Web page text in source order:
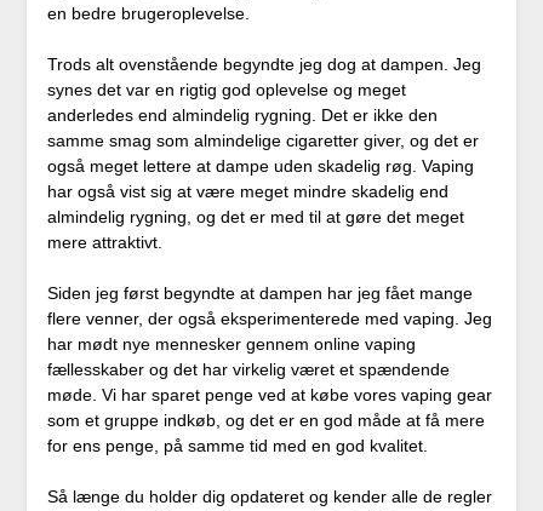
en bedre brugeroplevelse.
Trods alt ovenstående begyndte jeg dog at dampen. Jeg
synes det var en rigtig god oplevelse og meget
anderledes end almindelig rygning. Det er ikke den
samme smag som almindelige cigaretter giver, og det er
også meget lettere at dampe uden skadelig røg. Vaping
har også vist sig at være meget mindre skadelig end
almindelig rygning, og det er med til at gøre det meget
mere attraktivt.
Siden jeg først begyndte at dampen har jeg fået mange
flere venner, der også eksperimenterede med vaping. Jeg
har mødt nye mennesker gennem online vaping
fællesskaber og det har virkelig været et spændende
møde. Vi har sparet penge ved at købe vores vaping gear
som et gruppe indkøb, og det er en god måde at få mere
for ens penge, på samme tid med en god kvalitet.
Så længe du holder dig opdateret og kender alle de regler